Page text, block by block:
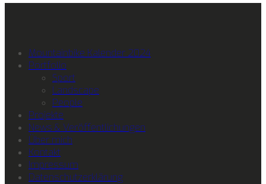
Mountainbike Kalender 2024
Portfolio
Sport
Landscape
People
Projekte
News & Veröffentlichungen
Über mich
Kontakt
Impressum
Datenschutzerklärung